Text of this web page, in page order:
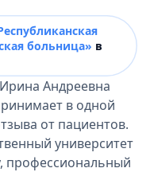
больница» в
Андреевна
в одной
от пациентов.
университет
профессиональный